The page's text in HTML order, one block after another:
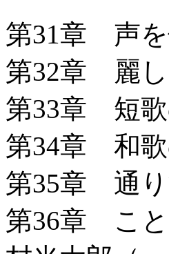
第31章 声
第32章 麗
第33章 短
第34章 和
第35章 通
第36章 こ